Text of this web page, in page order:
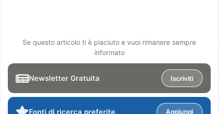
Se questo articolo ti è piaciuto e vuoi rimanere sempre
informato
Newsletter Gratuita Iscriviti
Fonti di ricerca preferite Aggiungi